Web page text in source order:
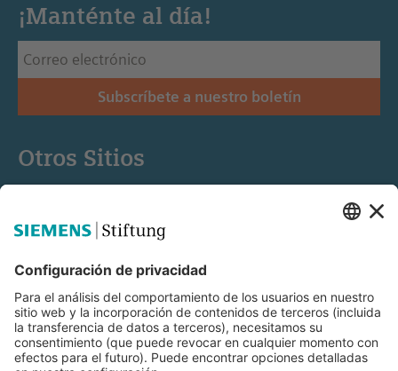
¡Manténte al día!
Subscríbete a nuestro boletín
Otros Sitios
Educación STEM
Mediaportal